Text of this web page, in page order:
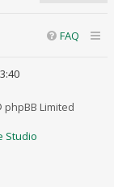
FAQ
Limited
Studio